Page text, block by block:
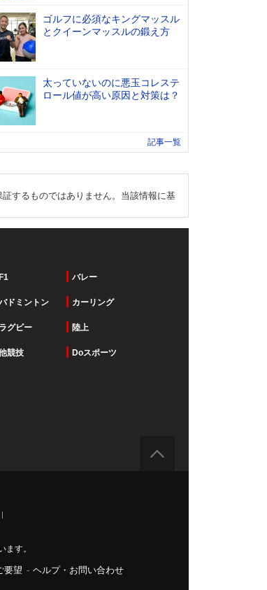
ゴルフに必須なキングマッスル
とクイーンマッスルの鍛え方
太っていないのに悪玉コレステ
ロール値が高い原因と対策は？
記事一覧
するものではありません。当該情報に基
F1 バレー
ドミントン カーリング
ラグビー 陸上
競技 Doスポーツ
す。
要望 - ヘルプ・お問い合わせ